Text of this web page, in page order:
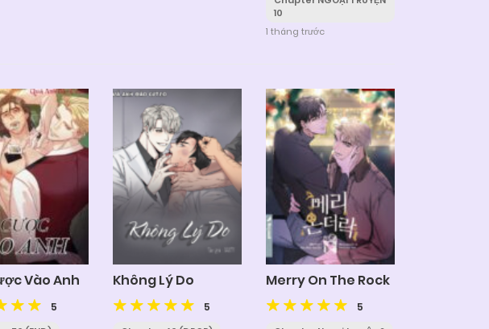
10
1 tháng trước
Vào Anh
5
Không Lý Do
5
Merry On The Rock
5